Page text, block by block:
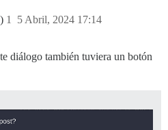
5 Abril, 2024 17:14
1
diálogo también tuviera un botón